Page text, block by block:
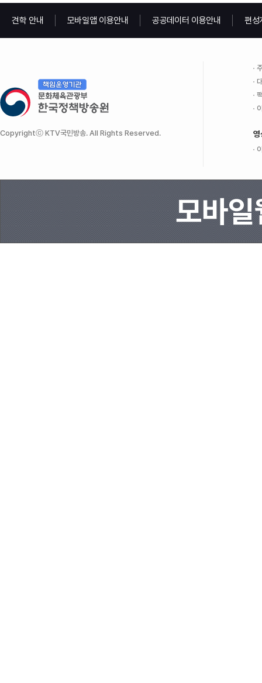
견학 안내 모바일앱 이용안내 공공데이터 이용안내 편성
Copyrightⓒ KTV국민방송. All Rights Reserved. 영
모바